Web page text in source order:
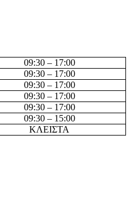
09:30 – 17:00
09:30 – 17:00
09:30 – 17:00
09:30 – 17:00
09:30 – 17:00
09:30 – 15:00
ΚΛΕΙΣΤΑ